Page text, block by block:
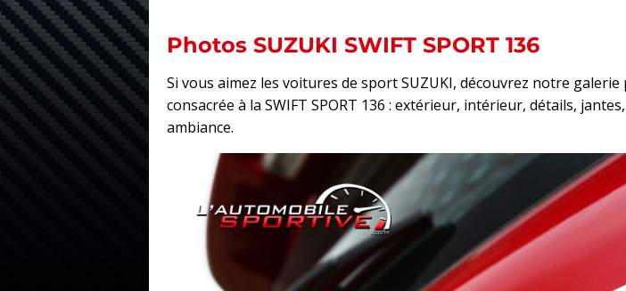
Photos SUZUKI SWIFT SPORT 136
Si vous aimez les voitures de sport SUZUKI, découvrez notre
consacrée à la SWIFT SPORT 136 : extérieur, intérieur, détails,
ambiance.